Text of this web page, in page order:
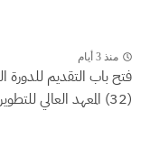
منذ 3 أيام
فتح باب التقديم للدورة
(32) المعهد العالي للتطوير الأمني...